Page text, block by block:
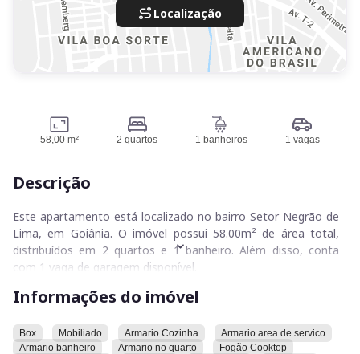
Localização
58,00 m² 2 quartos 1 banheiros 1 vagas
Descrição
Este apartamento está localizado no bairro Setor Negrão de
Lima, em Goiânia. O imóvel possui 58.00m² de área total,
distribuídos em 2 quartos e 1 banheiro. Além disso, conta
com 1 vaga de garagem disponível.
O apartamento dispõe de diversas comodidades. Entre elas,
armários no banheiro, área de serviço, e quartos. A cozinha é
Informações do imóvel
Box Mobiliado Armario Cozinha
Armario area de servico
Armario banheiro
Armario no quarto
Fogão Cooktop